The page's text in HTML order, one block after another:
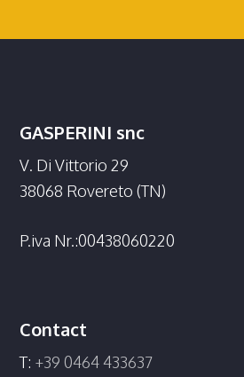
GASPERINI snc
V. Di Vittorio 29
38068 Rovereto (TN)
P.iva Nr.:00438060220
Contact
T: +39 0464 433637